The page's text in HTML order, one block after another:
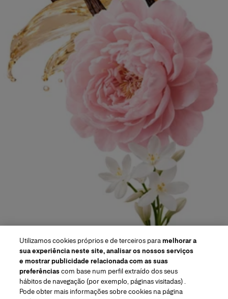
Utilizamos cookies próprios e de terceiros paramelhorar a
sua experiência neste site, analisar os nossos serviços
e mostrar publicidade relacionada com as suas
preferênciascom base num perfil extraído dos seus
hábitos de navegação (por exemplo, páginas visitadas) .
Pode obter mais informações sobre cookies na página